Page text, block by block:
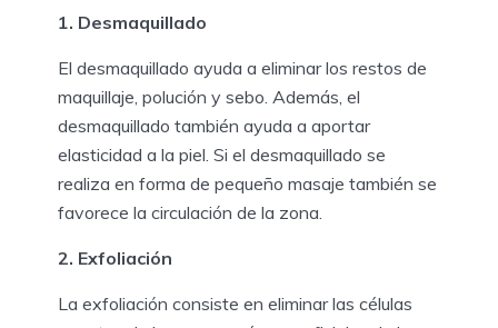
1. Desmaquillado
El desmaquillado ayuda a eliminar los restos de
maquillaje, polución y sebo. Además, el
desmaquillado también ayuda a aportar
elasticidad a la piel. Si el desmaquillado se
realiza en forma de pequeño masaje también se
favorece la circulación de la zona.
2. Exfoliación
La exfoliación consiste en eliminar las células